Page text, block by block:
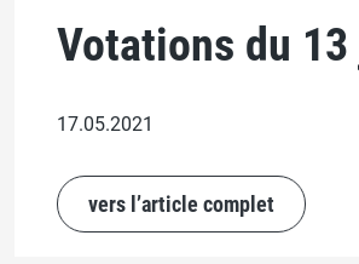
Votations du 13
17.05.2021
vers l’article complet